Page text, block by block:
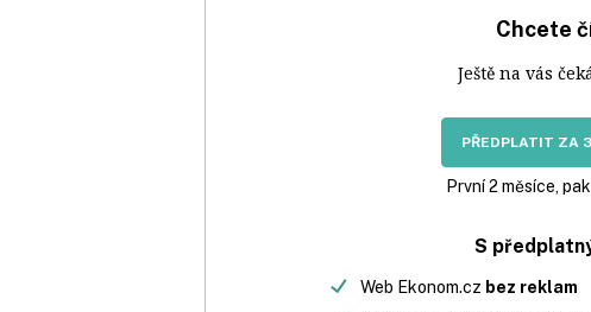
Chcete
Ještě na vás
PŘEDPLATIT ZA
První 2 měsíce,
S
Web Ekonom.cz bez reklam